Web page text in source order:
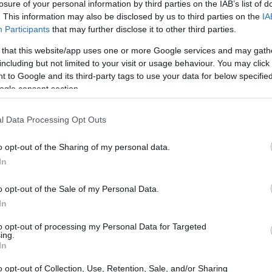
of your personal information by third parties on the IAB’s list of
This information may also be disclosed by us to third parties on the
Participants that may further disclose it to other third parties.
that this website/app uses one or more Google services and may
but not limited to your visit or usage behaviour. You may
to Google and its third-party tags to use your data for below
consent section.
Data Processing Opt Outs
opt-out of the Sharing of my personal data.
opt-out of the Sale of my Personal Data.
opt-out of processing my Personal Data for Targeted
opt-out of Collection, Use, Retention, Sale, and/or Sharing
alternativas de financiación que van más allá
alguna vez cómo pueden sobrevivir los
para acceder a créditos convencionales? Durante
y Empresarial, se debatieron opciones como el
que ofrecen liquidez a las empresas y
de Logroño, donde se presentaron
a las empresas conseguir fondos sin depender
Economía de La Rioja, Belinda León, subrayó la
complejo. “Nuestras empresas necesitan
para crecer y competir”, enfatizó León.